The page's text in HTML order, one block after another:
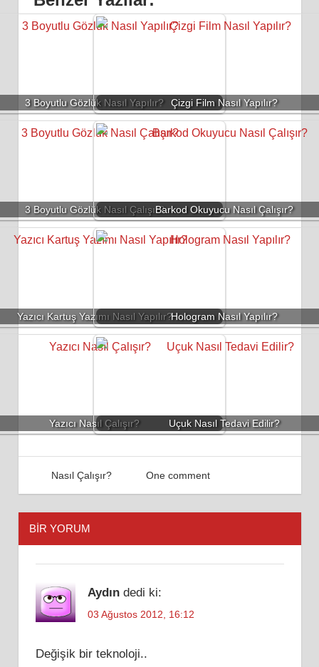
3 Boyutlu Gözlük Nasıl Yapılır? Çizgi Film Nasıl Yapılır?
3 Boyutlu Gözlük Nasıl Çalışır?Barkod Okuyucu Nasıl Çalışır?
Yazıcı Kartuş Yazımı Nasıl Yapılır?Hologram Nasıl Yapılır?
Yazıcı Nasıl Çalışır? Uçuk Nasıl Tedavi Edilir?
06 Temmuz 2012
Admin
Nasıl Çalışır? One comment
BIR YORUM
Aydın dedi ki:
03 Ağustos 2012, 16:12
Değişik bir teknoloji..